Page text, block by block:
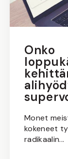
Onko
Monet
kokeneet
radikaalin...